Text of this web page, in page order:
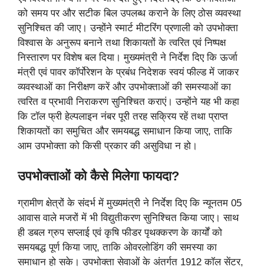
को समय पर और सटीक बिल उपलब्ध कराने के लिए ठोस व्यवस्था
सुनिश्चित की जाए। उन्होंने स्मार्ट मीटरिंग प्रणाली को उपभोक्ता
विश्वास के अनुरूप बनाने तथा शिकायतों के त्वरित एवं निष्पक्ष
निस्तारण पर विशेष बल दिया। मुख्यमंत्री ने निर्देश दिए कि ऊर्जा
मंत्री एवं पावर कॉर्पोरेशन के प्रबंध निदेशक स्वयं फील्ड में जाकर
व्यवस्थाओं का निरीक्षण करें और उपभोक्ताओं की समस्याओं का
त्वरित व प्रभावी निराकरण सुनिश्चित कराएं। उन्होंने यह भी कहा
कि टॉल फ्री हेल्पलाइन नंबर पूरी तरह सक्रिय रहें तथा प्राप्त
शिकायतों का समुचित और समयबद्ध समाधान किया जाए, ताकि
आम उपभोक्ता को किसी प्रकार की असुविधा न हो।
उपभोक्ताओं को कैसे मिलेगा फायदा?
ग्रामीण क्षेत्रों के संदर्भ में मुख्यमंत्री ने निर्देश दिए कि न्यूनतम 05
आवास वाले मजरों में भी विद्युतीकरण सुनिश्चित किया जाए। साथ
ही डबल ग्रुप सप्लाई एवं कृषि फीडर पृथक्करण के कार्यों को
समयबद्ध पूर्ण किया जाए, ताकि ओवरलोडिंग की समस्या का
समाधान हो सके। उपभोक्ता सेवाओं के अंतर्गत 1912 कॉल सेंटर,